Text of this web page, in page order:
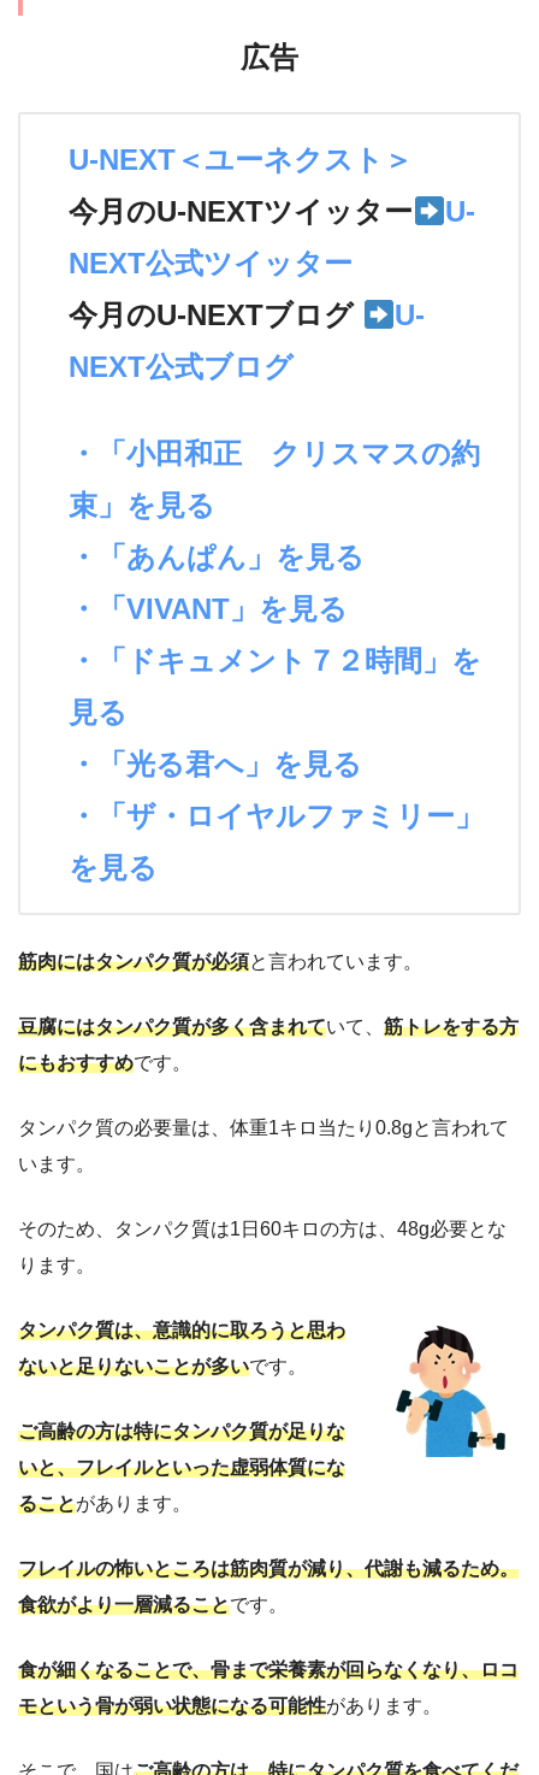
広告
U-NEXT＜ユーネクスト＞
今月のU-NEXTツイッター
U-
NEXT公式ツイッター
今月のU-NEXTブログ
U-
NEXT公式ブログ
・「小田和正 クリスマスの約
束」を見る
・「あんぱん」を見る
・「VIVANT」を見る
・「ドキュメント７２時間」を
見る
・「光る君へ」を見る
・「ザ・ロイヤルファミリー」
を見る
筋肉にはタンパク質が必須と言われています。
豆腐にはタンパク質が多く含まれていて、 筋トレをする方
にもおすすめです。
タンパク質の必要量は、体重1キロ当たり0.8gと言われて
います。
そのため、タンパク質は1日60キロの方は、48g必要とな
ります。
タンパク質は、意識的に取ろうと思わ
ないと足りないことが多いです。
ご高齢の方は特にタンパク質が足りな
いと、フレイルといった虚弱体質にな
ることがあります。
フレイルの怖いところは筋肉質が減り、代謝も減るため。
食欲がより一層減ることです。
食が細くなることで、骨まで栄養素が回らなくなり、ロコ
モという骨が弱い状態になる可能性があります。